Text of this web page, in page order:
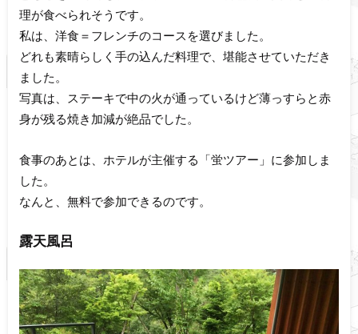
理が食べられそうです。
私は、洋食＝フレンチのコースを選びました。
どれも素晴らしく手の込んだ料理で、堪能させていただき
ました。
写真は、ステーキで中の火が通っているけど薄っすらと赤
身が残る焼き加減が絶品でした。
食事のあとは、ホテルが主催する「蛍ツアー」に参加しま
した。
なんと、無料で参加できるのです。
露天風呂